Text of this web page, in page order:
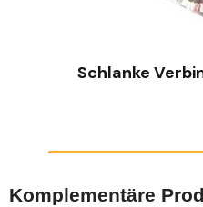
Schlanke
Komplementäre